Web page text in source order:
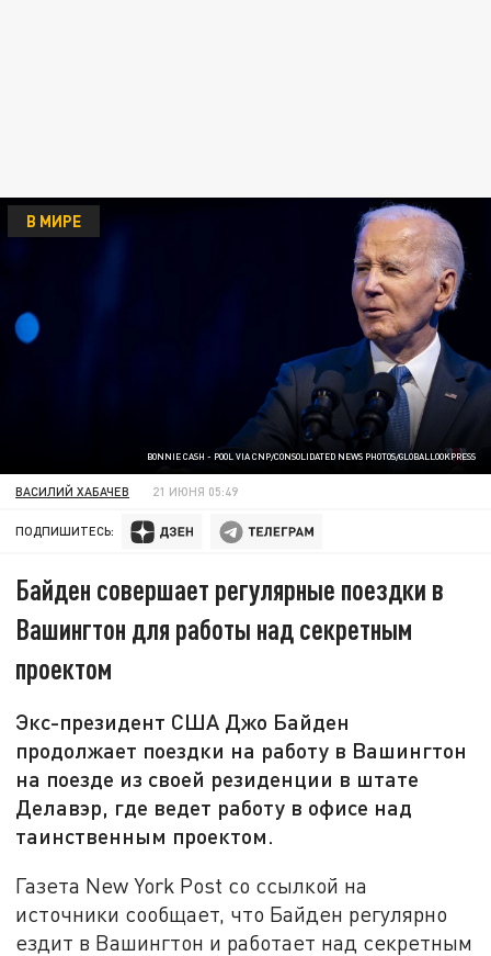
BONNIE CASH - POOL VIA CNP/CONSOLIDATED NEWS PHOTOS/GLOBALLOOKPRESS
В МИРЕ
ВАСИЛИЙ ХАБАЧЕВ 21 ИЮНЯ 05:49
ПОДПИШИТЕСЬ:
Байден совершает регулярные поездки в
Вашингтон для работы над секретным
проектом
Экс-президент США Джо Байден
продолжает поездки на работу в Вашингтон
на поезде из своей резиденции в штате
Делавэр, где ведет работу в офисе над
таинственным проектом.
Газета New York Post со ссылкой на
источники сообщает, что Байден регулярно
ездит в Вашингтон и работает над секретным